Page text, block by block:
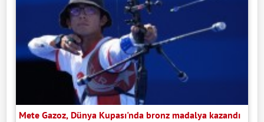
Mete Gazoz, Dünya Kupası'nda bronz madalya kazandı